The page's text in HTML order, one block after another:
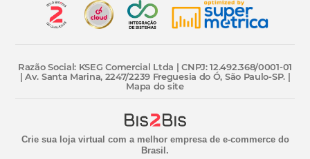
Razão Social: KSEG Comercial Ltda | CNPJ: 12.492.368/0001-01
| Av. Santa Marina, 2247/2239 Freguesia do Ó, São Paulo-SP. |
Mapa do site
Crie sua loja virtual com a melhor empresa de e-commerce do
Brasil.